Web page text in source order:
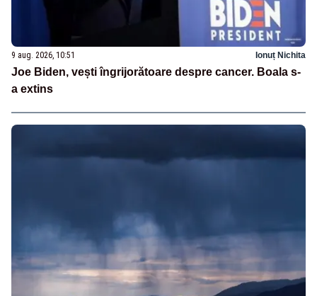
9 aug. 2026, 10:51 Ionuț Nichita
Joe Biden, vești îngrijorătoare despre cancer. Boala s-
a extins